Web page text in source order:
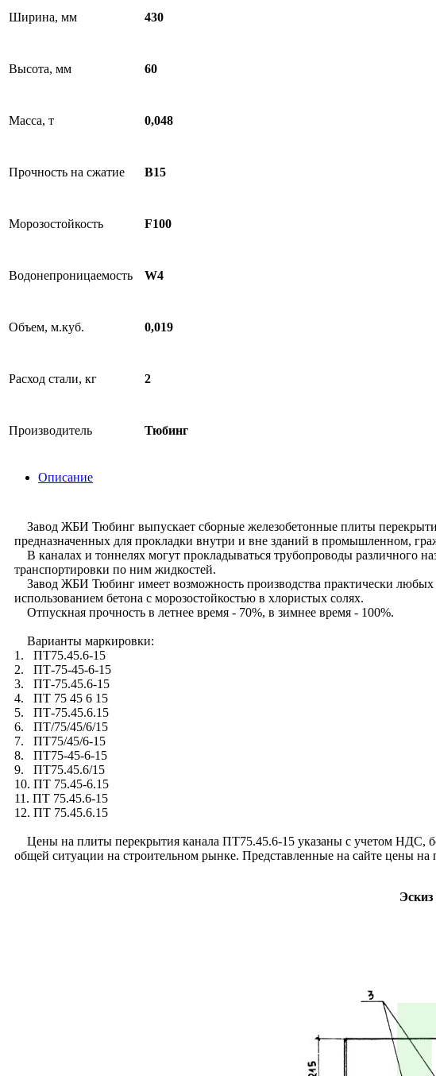
Ширина, мм 430
Высота, мм 60
Масса, т 0,048
Прочность на сжатие B15
Морозостойкость F100
Водонепроницаемость W4
Объем, м.куб. 0,019
Расход стали, кг 2
Производитель Тюбинг
Описание
Завод ЖБИ Тюбинг выпускает сборные железобетонные плиты
предназначенных для прокладки внутри и вне зданий в промышленном,
В каналах и тоннелях могут прокладываться трубопроводы различного
транспортировки по ним жидкостей.
Завод ЖБИ Тюбинг имеет возможность производства практически
использованием бетона с морозостойкостью в хлористых солях.
Отпускная прочность в летнее время - 70%, в зимнее время - 100%.
Варианты маркировки:
1. ПТ75.45.6-15
2. ПТ-75-45-6-15
3. ПТ-75.45.6-15
4. ПТ 75 45 6 15
5. ПТ-75.45.6.15
6. ПТ/75/45/6/15
7. ПТ75/45/6-15
8. ПТ75-45-6-15
9. ПТ75.45.6/15
10. ПТ 75.45-6.15
11. ПТ 75.45.6-15
12. ПТ 75.45.6.15
Цены на плиты перекрытия канала ПТ75.45.6-15 указаны с учетом НДС,
общей ситуации на строительном рынке. Представленные на сайте цены